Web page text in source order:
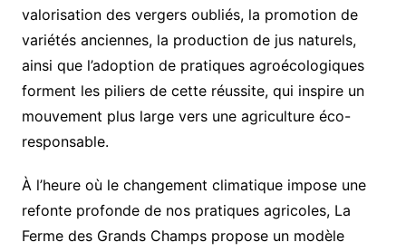
valorisation des vergers oubliés, la promotion de
variétés anciennes, la production de jus naturels,
ainsi que l’adoption de pratiques agroécologiques
forment les piliers de cette réussite, qui inspire un
mouvement plus large vers une agriculture éco-
responsable.
À l’heure où le changement climatique impose une
refonte profonde de nos pratiques agricoles, La
Ferme des Grands Champs propose un modèle